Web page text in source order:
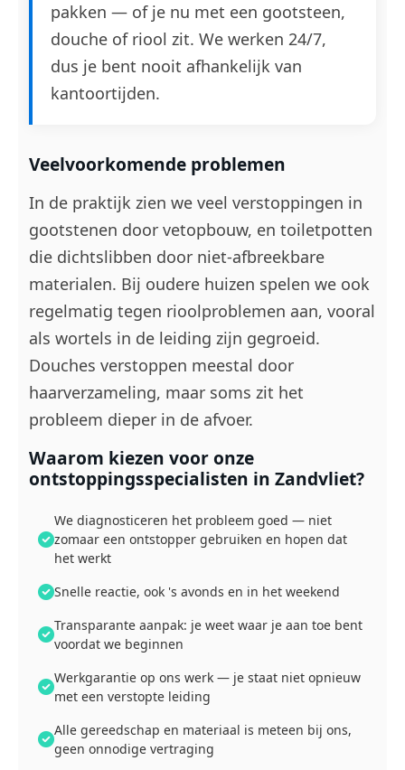
pakken — of je nu met een gootsteen,
douche of riool zit. We werken 24/7,
dus je bent nooit afhankelijk van
kantoortijden.
Veelvoorkomende problemen
In de praktijk zien we veel verstoppingen in
gootstenen door vetopbouw, en toiletpotten
die dichtslibben door niet-afbreekbare
materialen. Bij oudere huizen spelen we ook
regelmatig tegen rioolproblemen aan, vooral
als wortels in de leiding zijn gegroeid.
Douches verstoppen meestal door
haarverzameling, maar soms zit het
probleem dieper in de afvoer.
Waarom kiezen voor onze
ontstoppingsspecialisten in Zandvliet?
We diagnosticeren het probleem goed — niet
zomaar een ontstopper gebruiken en hopen dat
het werkt
Snelle reactie, ook 's avonds en in het weekend
Transparante aanpak: je weet waar je aan toe bent
voordat we beginnen
Werkgarantie op ons werk — je staat niet opnieuw
met een verstopte leiding
Alle gereedschap en materiaal is meteen bij ons,
geen onnodige vertraging